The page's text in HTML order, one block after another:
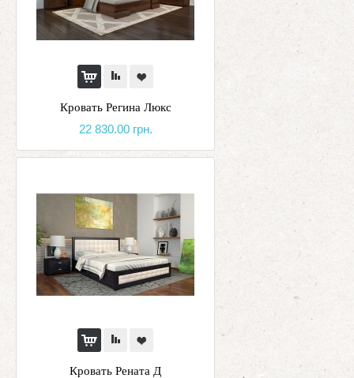
Кровать Регина Люкс
22 830.00 грн.
Кровать Рената Д